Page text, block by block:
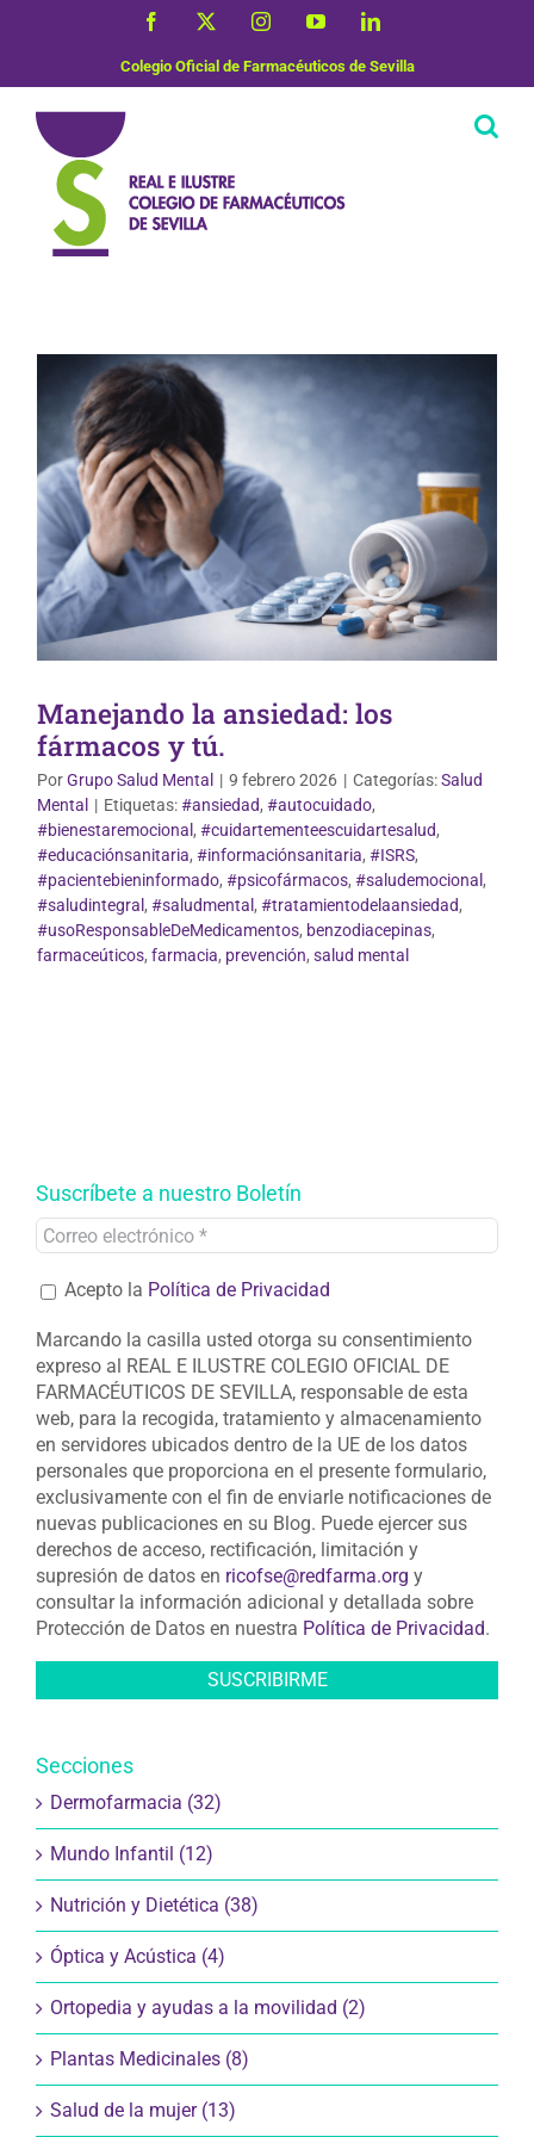
Facebook InstagramYouTubeLinkedIn
Colegio Oficial de Farmacéuticos de Sevilla
Manejando la ansiedad: los
fármacos y tú.
PorGrupo Salud Mental | 9 febrero 2026 | Categorías:Salud
Mental
| Etiquetas:#ansiedad, #autocuidado,
#bienestaremocional , #cuidartementeescuidartesalud,
#educaciónsanitaria, #informaciónsanitaria, #ISRS,
#pacientebieninformado, #psicofármacos, #saludemocional ,
#saludintegral , #saludmental , #tratamientodelaansiedad,
#usoResponsableDeMedicamentos, benzodiacepinas,
farmaceúticos, farmacia, prevención, salud mental
Suscríbete a nuestro Boletín
Acepto la Política de Privacidad
Marcando la casilla usted otorga su consentimiento
expreso al REAL E ILUSTRE COLEGIO OFICIAL DE
FARMACÉUTICOS DE SEVILLA, responsable de esta
web, para la recogida, tratamiento y almacenamiento
en servidores ubicados dentro de la UE de los datos
personales que proporciona en el presente formulario,
exclusivamente con el fin de enviarle notificaciones de
nuevas publicaciones en su Blog. Puede ejercer sus
derechos de acceso, rectificación, limitación y
supresión de datos en ricofse@redfarma.org y
consultar la información adicional y detallada sobre
Protección de Datos en nuestra Política de Privacidad.
Secciones
Dermofarmacia (32)
Mundo Infantil (12)
Nutrición y Dietética (38)
Óptica y Acústica (4)
Ortopedia y ayudas a la movilidad (2)
Plantas Medicinales (8)
Salud de la mujer (13)